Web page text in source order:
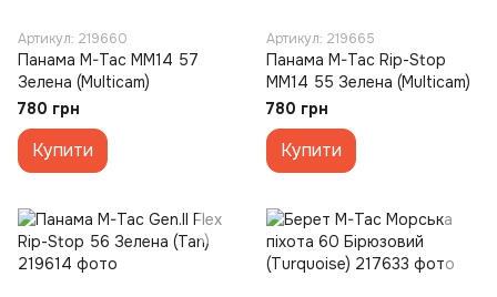
Артикул: 219660
Панама M-Tac MM14 57
Зелена (Multicam)
780 грн
Купити
Артикул: 219665
Панама M-Tac Rip-Stop
MM14 55 Зелена (Multicam)
780 грн
Купити